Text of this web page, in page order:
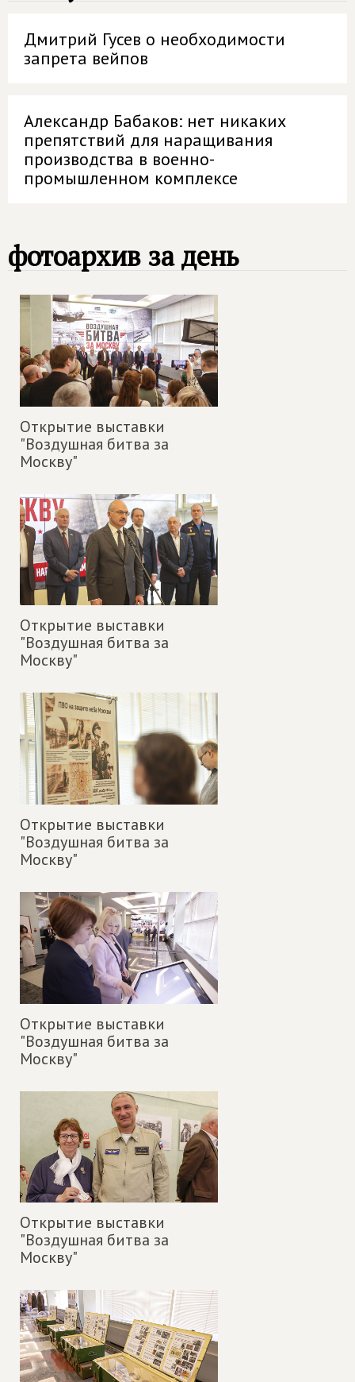
Дмитрий Гусев о необходимости
запрета вейпов
Александр Бабаков: нет никаких
препятствий для наращивания
производства в военно-
промышленном комплексе
фотоархив за день
Открытие выставки
"Воздушная битва за
Москву"
Открытие выставки
"Воздушная битва за
Москву"
Открытие выставки
"Воздушная битва за
Москву"
Открытие выставки
"Воздушная битва за
Москву"
Открытие выставки
"Воздушная битва за
Москву"